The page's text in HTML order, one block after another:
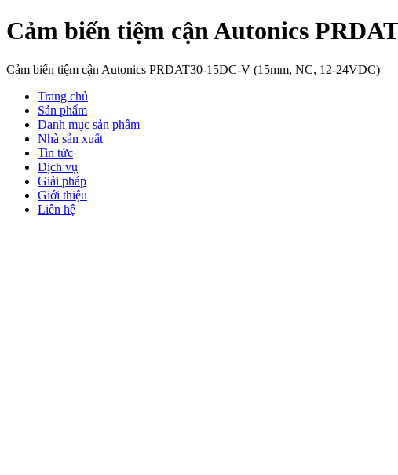
Cảm biến tiệm cận Autonics
Cảm biến tiệm cận Autonics PRDAT30-15DC-V (15mm, NC, 12-24VDC)
Trang chủ
Sản phẩm
Danh mục sản phẩm
Nhà sản xuất
Tin tức
Dịch vụ
Giải pháp
Giới thiệu
Liên hệ